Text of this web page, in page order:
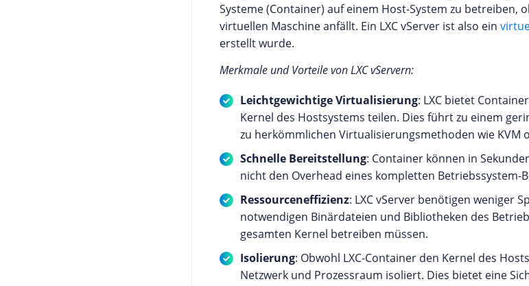
Systeme (Container) auf einem Host-System zu betreiben,
virtuellen Maschine anfällt. Ein LXC vServer ist also ein
erstellt wurde.
Merkmale und Vorteile von LXC vServern:
Leichtgewichtige Virtualisierung: LXC bietet
Kernel des Hostsystems teilen. Dies führt zu einem
zu herkömmlichen Virtualisierungsmethoden wie KVM
Schnelle Bereitstellung: Container können in
nicht den Overhead eines kompletten Betriebssystem-
Ressourceneffizienz: LXC vServer benötigen weniger
notwendigen Binärdateien und Bibliotheken des
gesamten Kernel betreiben müssen.
Isolierung: Obwohl LXC-Container den Kernel des
Netzwerk und Prozessraum isoliert. Dies bietet eine